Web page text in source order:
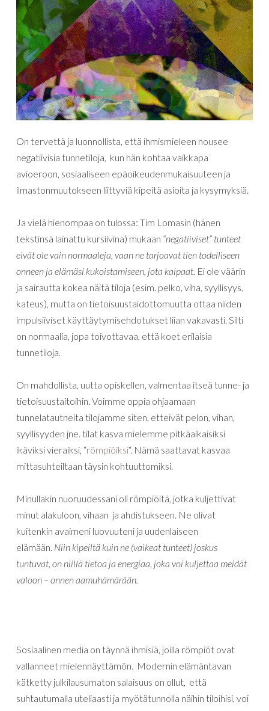
On tervettä ja luonnollista, että ihmismieleen nousee
negatiivisia tunnetiloja, kun hän kohtaa vaikkapa
avioeroon, sosiaaliseen epäoikeudenmukaisuuteen ja
ilmastonmuutokseen liittyviä kipeitä asioita ja kysymyksiä.
Ja vielä hienompaa on tulossa: Tim Lomasin (hänen
tekstinsä lainattu kursiivina) mukaan “negatiiviset” tunteet
eivät ole vain normaaleja, vaan ne tarjoavat tien todelliseen
onneen ja elämäsi kukoistamiseen, jota kaipaat. Ei ole väärin
ja sairautta kokea näitä tiloja (esim. pelko, viha, syyllisyys,
kateus), mutta on tietoisuustaidottomuutta ottaa niiden
impulsiiviset käyttäytymisehdotukset liian vakavasti. Silti
on normaalia, jopa toivottavaa, että koet erilaisia
tunnetiloja.
On mahdollista, uutta opiskellen, valmentaa itseä tunne- ja
tietoisuustaitoihin. Voimme oppia ohjaamaan
tunnelatautneita tilojamme siten, etteivät pelon, vihan,
syyllisyyden jne. tilat kasva mielemme pitkäaikaisiksi
ikäviksi vieraiksi, “römpiöiksi“. Nämä saattavat kasvaa
mittasuhteiltaan täysin kohtuuttomiksi.
Minullakin nuoruudessani oli römpiöitä, jotka kuljettivat
minut alakuloon, vihaan ja ahdistukseen. Ne olivat
kuitenkin avaimeni luovuuteni ja uudenlaiseen
elämään. Niin kipeiltä kuin ne (vaikeat tunteet) joskus
tuntuvat, on niillä tietoa ja energiaa, joka voi kuljettaa meidät
valoon – onnen aamuhämärään.
Sosiaalinen media on täynnä ihmisiä, joilla römpiöt ovat
vallanneet mielennäyttämön. Modernin elämäntavan
kätketty julkilausumaton salaisuus on ollut, että
suhtautumalla uteliaasti ja myötätunnolla näihin tiloihisi, voi